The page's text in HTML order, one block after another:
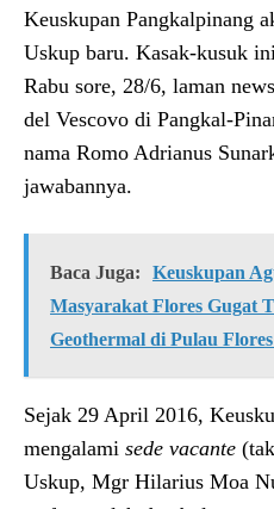
Keuskupan Pangkalpinang
Uskup baru. Kasak-kusuk
Rabu sore, 28/6, laman
del Vescovo di Pangkal-
nama Romo Adrianus
jawabannya.
Baca Juga:
Keuskupan
Masyarakat Flores Gugat
Geothermal di Pulau
Sejak 29 April 2016,
mengalami sede vacante
Uskup, Mgr Hilarius Moa